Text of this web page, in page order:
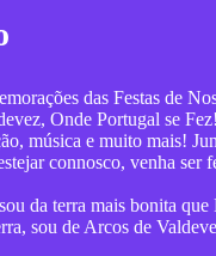
das Festas de
Onde Portugal se Fez!
música e muito mais!
connosco, venha ser
da terra mais bonita que
sou de Arcos de